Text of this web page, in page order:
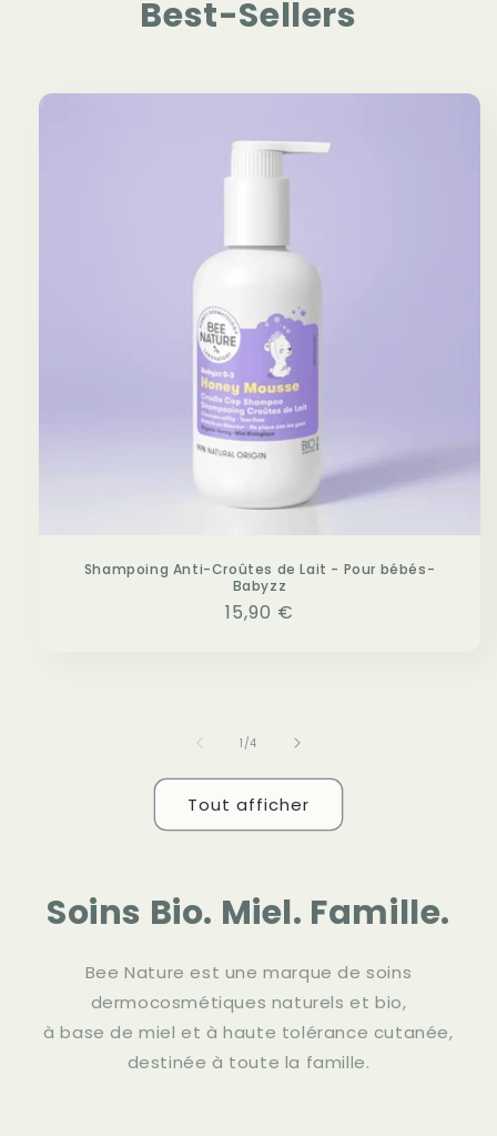
Best-Sellers
Shampoing Anti-Croûtes de Lait - Pour bébés-
Babyzz
Prix
15,90 €
1 /de
4
Tout afficher
Soins Bio. Miel. Famille.
Bee Nature est une marque de soins
dermocosmétiques naturels et bio,
à base de miel et à haute tolérance cutanée,
destinée à toute la famille.